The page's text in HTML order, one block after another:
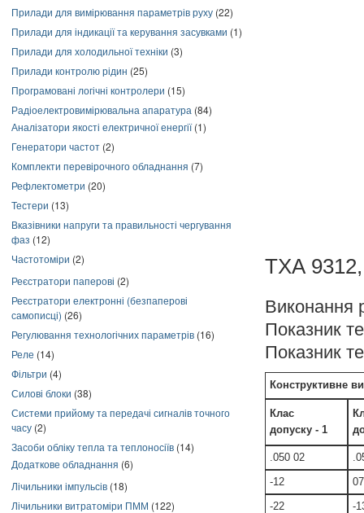
Прилади для вимірювання параметрів руху (22)
Прилади для індикації та керування засувками (1)
Прилади для холодильної техніки (3)
Прилади контролю рідин (25)
Програмовані логічні контролери (15)
Радіоелектровимірювальна апаратура (84)
Аналізатори якості електричної енергії(1)
Генератори частот (2)
Комплекти перевірочного обладнання (7)
Рефлектометри (20)
Тестери (13)
Вказівники напруги та правильності чергування
фаз (12)
Частотоміри (2)
Реєстратори паперові (2)
Реєстратори електронні (безпаперові
самописці) (26)
Регулювання технологічних параметрів (16)
Реле (14)
Фільтри (4)
Силові блоки (38)
Системи прийому та передачі сигналів точного
часу (2)
Засоби обліку тепла та теплоносіїв (14)
Додаткове обладнання (6)
Лічильники імпульсів (18)
Лічильники витратоміри ПММ (122)
ТХА
Виконання
Показник
Показник
Конструктивне
Клас
допуску - 1
.050 02
-12
07
-22
-